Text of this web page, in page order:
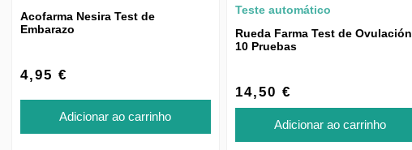
Acofarma Nesira Test de
Embarazo
4,95 €
Adicionar ao carrinho
Teste automático
Rueda Farma Test de Ovulación
10 Pruebas
14,50 €
Adicionar ao carrinho